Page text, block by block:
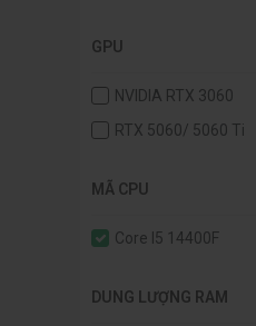
GPU
NVIDIA RTX 3060
RTX 5060/ 5060 Ti
MÃ CPU
Core I5 14400F
DUNG LƯỢNG RAM